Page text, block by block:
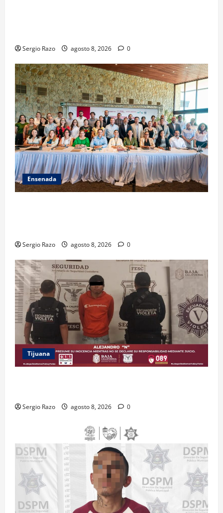
Sergio Razo agosto 8, 2026 0
Ensenada
Sergio Razo agosto 8, 2026 0
Tijuana
Sergio Razo agosto 8, 2026 0